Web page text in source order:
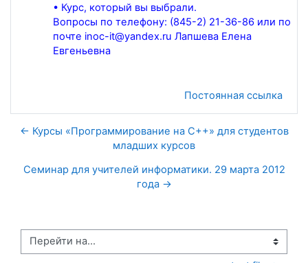
• Курс, который вы выбрали.
Вопросы по телефону: (845-2) 21-36-86 или по
почте inoc-it@yandex.ru Лапшева Елена
Евгеньевна
Постоянная ссылка
← Курсы «Программирование на C++» для студентов
младших курсов
Семинар для учителей информатики. 29 марта 2012
года →
Перейти на...